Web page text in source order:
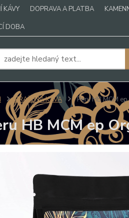
KÁVY DOPRAVA A PLATBA
DOBA
PRAŽENÁ KÁVA Peru HB MCM ep
HB MCM ep